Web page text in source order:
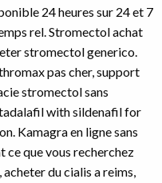
24 heures sur 24 et 7
rel. Stromectol achat
stromectol generico.
pas cher, support
stromectol sans
with sildenafil for
Kamagra en ligne sans
ce que vous recherchez
du cialis a reims,